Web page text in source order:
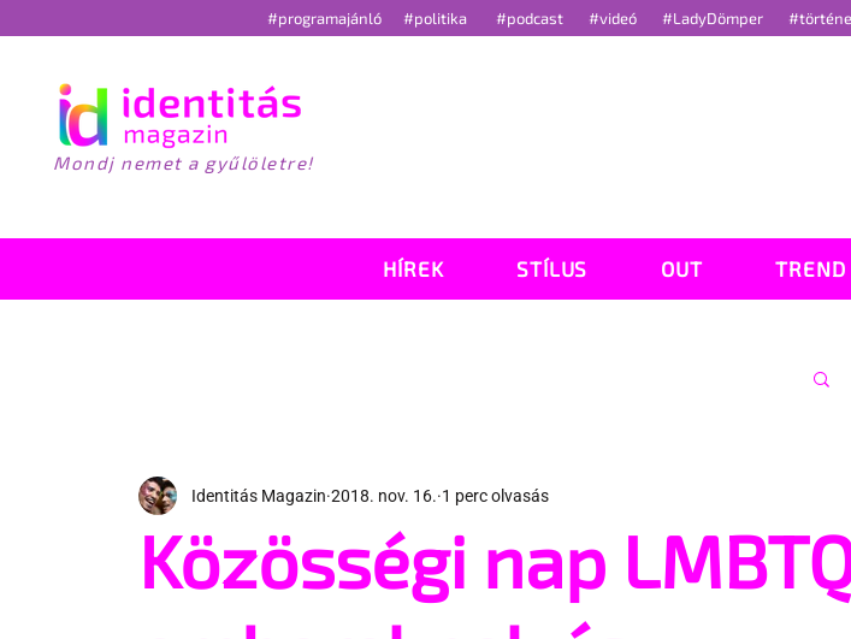
#programajánló #politika #podcast #videó #LadyDömper
Mondj nemet a gyűlöletre!
HÍREK STÍLUS OUT TREND
Közösségi nap
Identitás Magazin 2018. nov. 16. 1 perc olvasás